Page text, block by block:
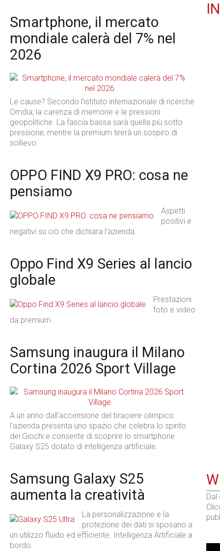
Smartphone, il mercato
mondiale calerà del 7% nel
2026
Le cause? Secondo l’istituto internazionale di ricerche
Omdia, la carenza di memorie e le pressioni
geopolitiche. La fascia bassa sarà quella più sotto
pressione, mentre la premium tirerà un sospiro di
sollievo.
OPPO FIND X9 PRO: cosa ne
pensiamo
Aspetti
positivi e
negativi su ciò che dichiara l’azienda.
Oppo Find X9 Series al lancio
globale
Prestazioni
foto e video
da premium.
Samsung inaugura il Milano
Cortina 2026 Sport Village
A un anno dall'accensione del braciere olimpico
l'azienda presenta uno spazio che celebra lo spirito
dei Giochi e consente di scoprire lo smartphone
Galaxy S25 dotato di intelligenza artificiale.
Samsung Galaxy S25
aumenta la creatività
La personalizzazione e la
protezione dei dati si sposano a
un utilizzo fluido ed efficiente. Intelligenza Artificiale a
bordo.
IN